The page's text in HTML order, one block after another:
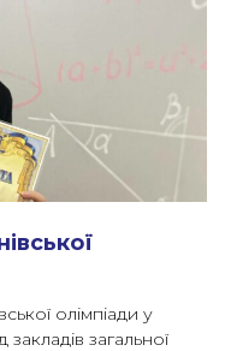
олімпіади у
загальної